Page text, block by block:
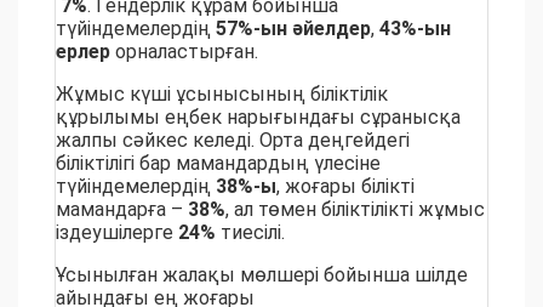
7%. Гендерлік құрам бойынша
түйіндемелердің 57%-ын әйелдер, 43%-ын
ерлер орналастырған.
Жұмыс күші ұсынысының біліктілік
құрылымы еңбек нарығындағы сұранысқа
жалпы сәйкес келеді. Орта деңгейдегі
біліктілігі бар мамандардың үлесіне
түйіндемелердің 38%-ы, жоғары білікті
мамандарға – 38%, ал төмен біліктілікті жұмыс
іздеушілерге 24% тиесілі.
Ұсынылған жалақы мөлшері бойынша шілде
айындағы ең жоғары